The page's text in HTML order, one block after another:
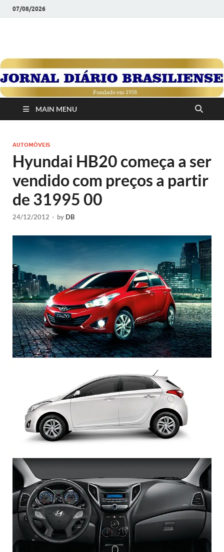
07/08/2026
JORNAL DIÁRIO
BRASILIENSE
1958
MAIN MENU
AUTOMÓVEIS
Hyundai HB20 começa a ser
vendido com preços a partir
de 31995 00
24/12/2012 - by DB